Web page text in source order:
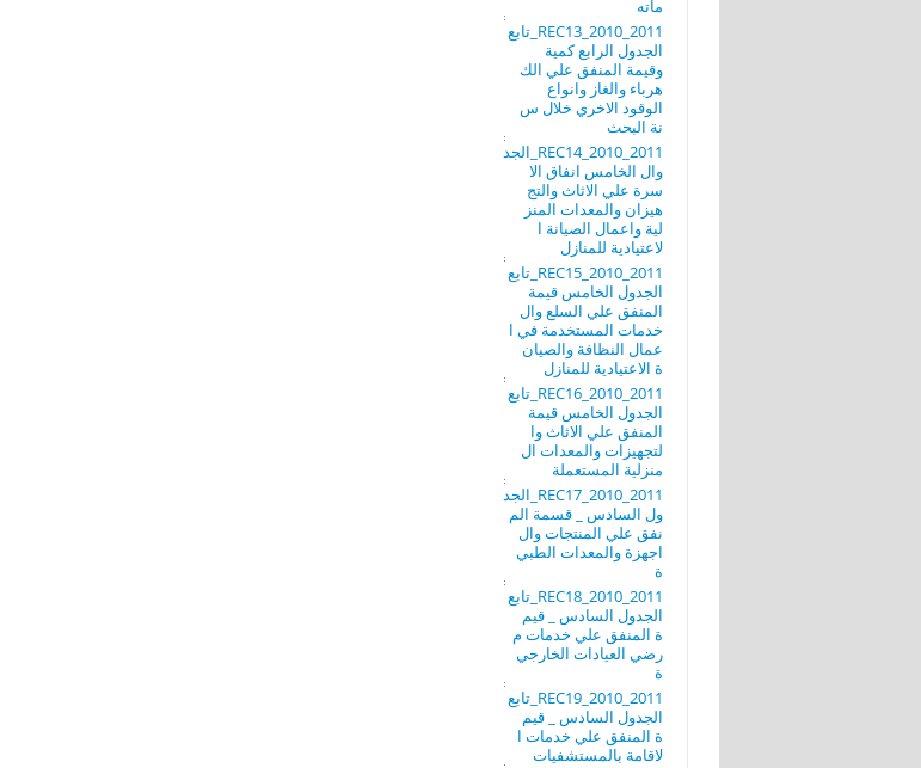
ماته
REC13_2010_2011_تابع
الجدول الرابع كمية
وقيمة المنفق علي الك
هرباء والغاز وانواع
الوقود الاخري خلال س
نة البحث
REC14_2010_2011_الجد
وال الخامس انفاق الا
سرة علي الاثاث والتج
هيزان والمعدات المنز
لية واعمال الصيانة ا
لاعتيادية للمنازل
REC15_2010_2011_تابع
الجدول الخامس قيمة
المنفق علي السلع وال
خدمات المستخدمة في ا
عمال النظافة والصيان
ة الاعتيادية للمنازل
REC16_2010_2011_تابع
الجدول الخامس قيمة
المنفق علي الاثاث وا
لتجهيزات والمعدات ال
منزلية المستعملة
REC17_2010_2011_الجد
ول السادس _ قسمة الم
نفق علي المنتجات وال
اجهزة والمعدات الطبي
ة
REC18_2010_2011_تابع
الجدول السادس _ قيم
ة المنفق علي خدمات م
رضي العيادات الخارجي
ة
REC19_2010_2011_تابع
الجدول السادس _ قيم
ة المنفق علي خدمات ا
لاقامة بالمستشفيات